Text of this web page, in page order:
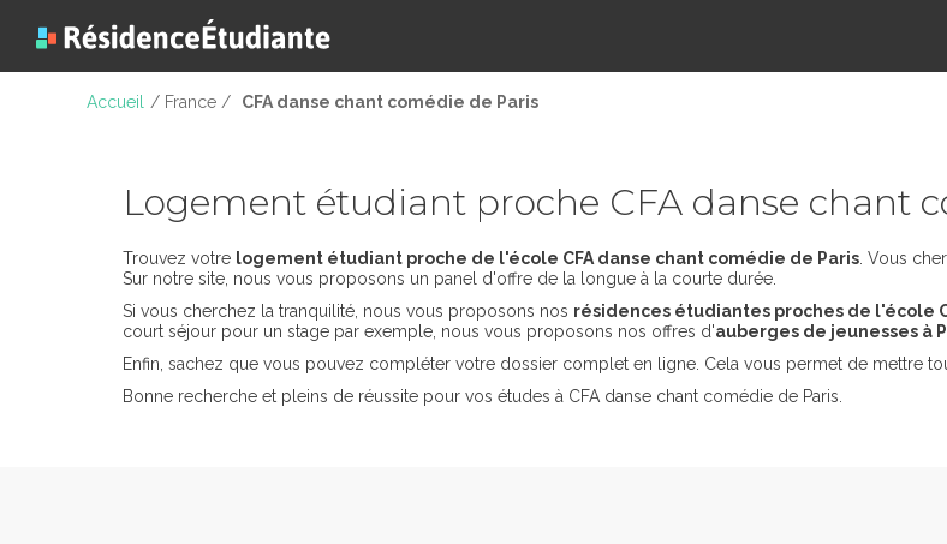
Accueil / France / CFA danse chant comédie de Paris
Logement étudiant proche CFA danse chant
Trouvez votre logement étudiant proche de l'école CFA danse chant comédie de Paris . Vous
Sur notre site, nous vous proposons un panel d'offre de la longue à la courte durée.
Si vous cherchez la tranquilité, nous vous proposons nos résidences étudiantes proches de l'école
court séjour pour un stage par exemple, nous vous proposons nos offres d'auberges de jeunesses à
Enfin, sachez que vous pouvez compléter votre dossier complet en ligne. Cela vous permet de mettre
Bonne recherche et pleins de réussite pour vos études à CFA danse chant comédie de Paris.